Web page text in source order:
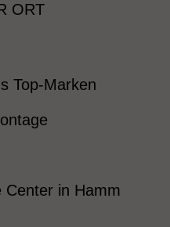
ORT
Top-Marken
Center in Hamm